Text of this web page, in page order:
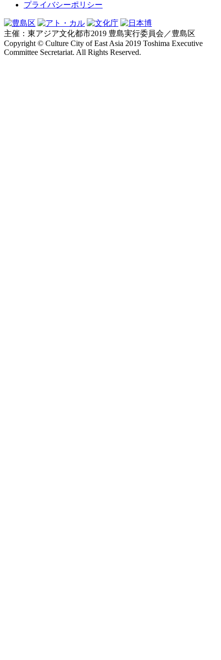
プライバシーポリシー
主催：東アジア文化都市2019 豊島実行委員会／豊島区
Copyright © Culture City of East Asia 2019 Toshima Executive
Committee Secretariat. All Rights Reserved.